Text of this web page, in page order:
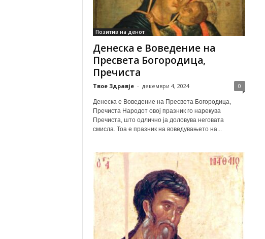
Позитив на денот
Денеска е Воведение на
Пресвета Богородица,
Пречиста
Твое Здравје - декември 4, 2024 0
Денеска е Воведение на Пресвета Богородица,
Пречиста Народот овој празник го нарекува
Пречиста, што одлично ја доловува неговата
смисла. Тоа е празник на воведувањето на...